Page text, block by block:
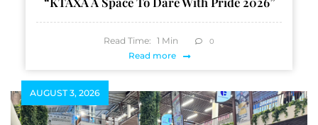
Read Time: 1 Min 0
Read more
AUGUST 3, 2026